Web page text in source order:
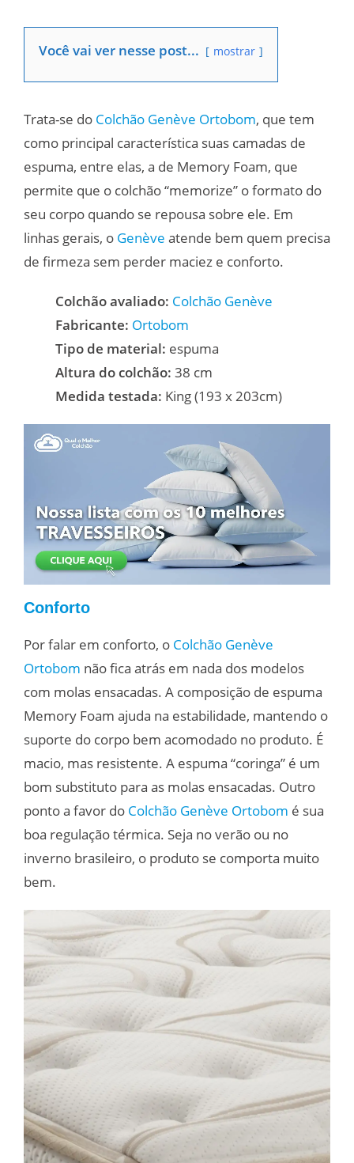
Você vai ver nesse post... mostrar
Trata-se do Colchão Genève Ortobom, que tem
como principal característica suas camadas de
espuma, entre elas, a de Memory Foam, que
permite que o colchão “memorize” o formato do
seu corpo quando se repousa sobre ele. Em
linhas gerais, o Genève atende bem quem precisa
de firmeza sem perder maciez e conforto.
Colchão avaliado: Colchão Genève
Fabricante: Ortobom
Tipo de material: espuma
Altura do colchão: 38 cm
Medida testada: King (193 x 203cm)
Conforto
Por falar em conforto, o Colchão Genève
Ortobom não fica atrás em nada dos modelos
com molas ensacadas. A composição de espuma
Memory Foam ajuda na estabilidade, mantendo o
suporte do corpo bem acomodado no produto. É
macio, mas resistente. A espuma “coringa” é um
bom substituto para as molas ensacadas. Outro
ponto a favor do Colchão Genève Ortobom é sua
boa regulação térmica. Seja no verão ou no
inverno brasileiro, o produto se comporta muito
bem.